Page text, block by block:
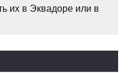
их в Эквадоре или в